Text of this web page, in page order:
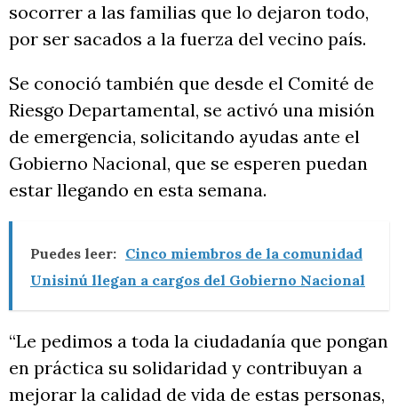
socorrer a las familias que lo dejaron todo,
por ser sacados a la fuerza del vecino país.
Se conoció también que desde el Comité de
Riesgo Departamental, se activó una misión
de emergencia, solicitando ayudas ante el
Gobierno Nacional, que se esperen puedan
estar llegando en esta semana.
Puedes leer: Cinco miembros de la comunidad
Unisinú llegan a cargos del Gobierno Nacional
“Le pedimos a toda la ciudadanía que pongan
en práctica su solidaridad y contribuyan a
mejorar la calidad de vida de estas personas,